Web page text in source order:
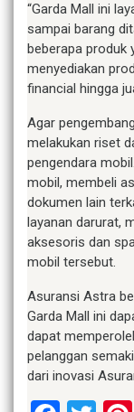
“Garda Mall ini
sampai barang
beberapa produk
menyediakan
financial hingga
Agar
melakukan riset
pengendara
mobil, membeli
dokumen lain
layanan darurat,
aksesoris dan
mobil tersebut.
Asuransi Astra
Garda Mall ini
dapat
pelanggan
dari inovasi